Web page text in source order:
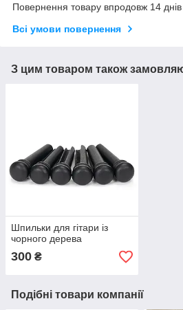
Повернення товару впродовж 14
Всі умови повернення
З цим товаром також
Шпильки для гітари із
чорного дерева
300 ₴
Подібні товари компанії